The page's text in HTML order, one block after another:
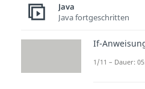
nicht
musst.
Gehen wir
Java
Java fortgeschritten
If-
1/11 – Dauer: